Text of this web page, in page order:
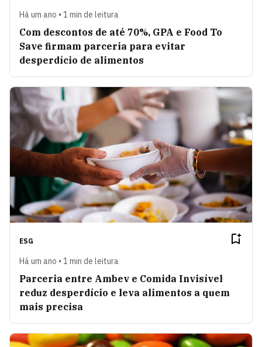
Há um ano • 1 min de leitura
Com descontos de até 70%, GPA e Food To
Save firmam parceria para evitar
desperdício de alimentos
ESG
Há um ano • 1 min de leitura
Parceria entre Ambev e Comida Invisível
reduz desperdício e leva alimentos a quem
mais precisa